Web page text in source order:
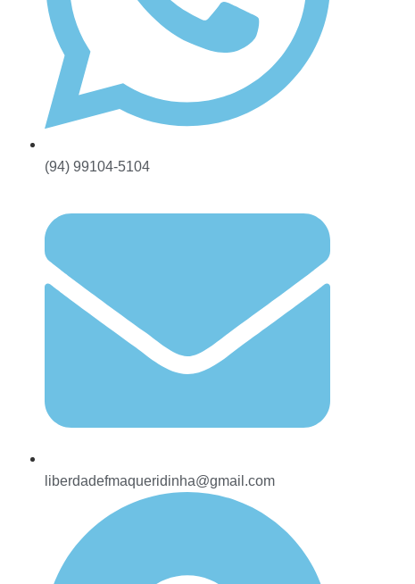
(94) 99104-5104
liberdadefmaqueridinha@gmail.com